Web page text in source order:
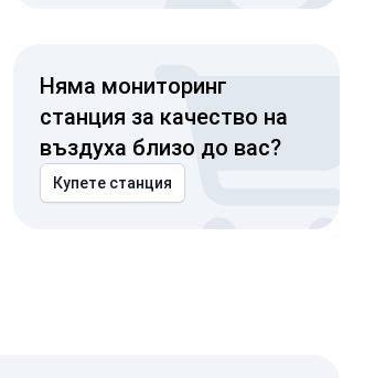
Няма мониторинг
станция за качество на
въздуха близо до вас?
Купете станция